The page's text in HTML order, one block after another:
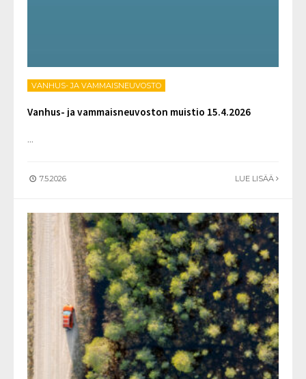
VANHUS- JA VAMMAISNEUVOSTO
Vanhus- ja vammaisneuvoston muistio 15.4.2026
...
7.5.2026 LUE LISÄÄ